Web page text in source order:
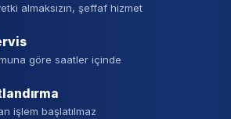
almaksızın, şeffaf hizmet
göre saatler içinde
işlem başlatılmaz